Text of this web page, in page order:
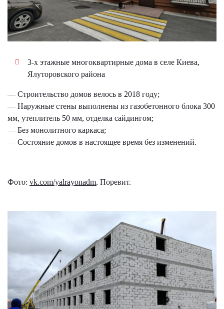
3-х этажные многоквартирные дома в селе Киева,
Ялуторовского района
— Строительство домов велось в 2018 году;
— Наружные стены выполнены из газобетонного блока 300
мм, утеплитель 50 мм, отделка сайдингом;
— Без монолитного каркаса;
— Состояние домов в настоящее время без изменений.
Фото: vk.com/yalrayonadm, Поревит.